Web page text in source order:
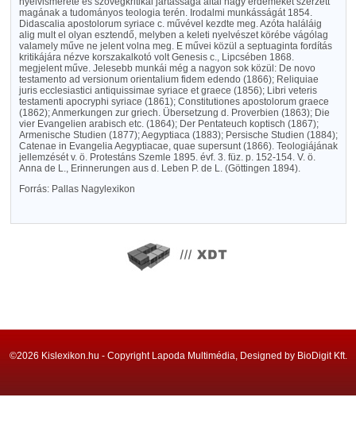
magának a tudományos teologia terén. Irodalmi munkásságát 1854.
Didascalia apostolorum syriace c. művével kezdte meg. Azóta haláláig
alig mult el olyan esztendő, melyben a keleti nyelvészet körébe vágólag
valamely műve ne jelent volna meg. E művei közül a septuaginta fordítás
kritikájára nézve korszakalkotó volt Genesis c., Lipcsében 1868.
megjelent műve. Jelesebb munkái még a nagyon sok közül: De novo
testamento ad versionum orientalium fidem edendo (1866); Reliquiae
juris ecclesiastici antiquissimae syriace et graece (1856); Libri veteris
testamenti apocryphi syriace (1861); Constitutiones apostolorum graece
(1862); Anmerkungen zur griech. Übersetzung d. Proverbien (1863); Die
vier Evangelien arabisch etc. (1864); Der Pentateuch koptisch (1867);
Armenische Studien (1877); Aegyptiaca (1883); Persische Studien (1884);
Catenae in Evangelia Aegyptiacae, quae supersunt (1866). Teologiájának
jellemzését v. ö. Protestáns Szemle 1895. évf. 3. füz. p. 152-154. V. ö.
Anna de L., Erinnerungen aus d. Leben P. de L. (Göttingen 1894).
Forrás: Pallas Nagylexikon
©2026 Kislexikon.hu - Copyright Lapoda Multimédia, Designed by BioDigit Kft.